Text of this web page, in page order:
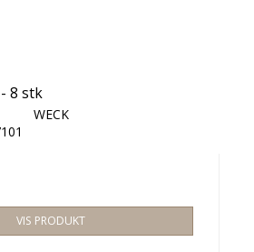
8 stk
WECK
VIS PRODUKT